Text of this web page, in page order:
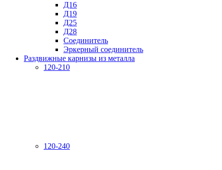
Д16
Д19
Д25
Д28
Соединитель
Эркерный соединитель
Раздвижные карнизы из металла
120-210
120-240